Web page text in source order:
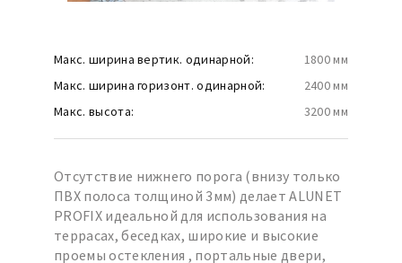
Макс. ширина вертик. одинарной:
1800 мм
Макс. ширина горизонт. одинарной:
2400 мм
Макс. высота:
3200 мм
Отсутствие нижнего порога (внизу только
ПВХ полоса толщиной 3мм) делает ALUNET
PROFIX идеальной для использования на
террасах, беседках, широкие и высокие
проемы остекления , портальные двери,